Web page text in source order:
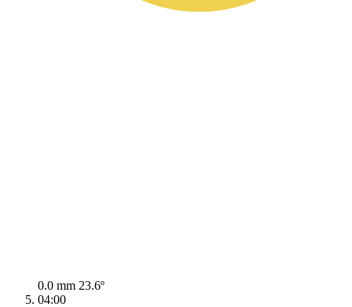
0.0 mm 23.6º
04:00